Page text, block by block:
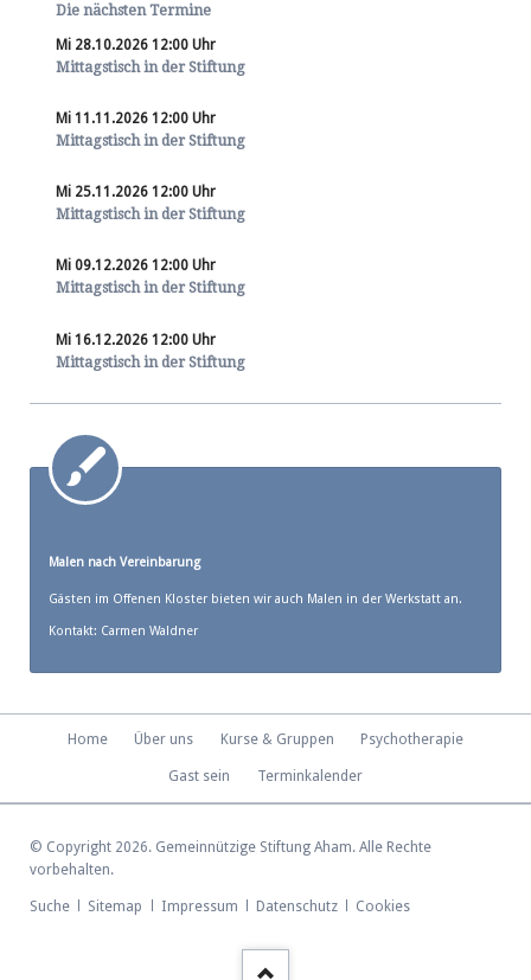
Die nächsten Termine
Mi 28.10.2026 12:00 Uhr
Mittagstisch in der Stiftung
Mi 11.11.2026 12:00 Uhr
Mittagstisch in der Stiftung
Mi 25.11.2026 12:00 Uhr
Mittagstisch in der Stiftung
Mi 09.12.2026 12:00 Uhr
Mittagstisch in der Stiftung
Mi 16.12.2026 12:00 Uhr
Mittagstisch in der Stiftung
Malen nach Vereinbarung
Gästen im Offenen Kloster bieten wir auch Malen in der Werkstatt an.
Kontakt: Carmen Waldner
Navigation
Home Über uns Kurse & Gruppen Psychotherapie
Gast sein Terminkalender
© Copyright 2026. Gemeinnützige Stiftung Aham. Alle Rechte
vorbehalten.
Navigation
Suche Sitemap Impressum Datenschutz Cookies